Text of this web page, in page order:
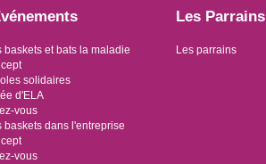
baskets et bats la maladie
solidaires
d'ELA
vous
baskets dans l'entreprise
vous
Les Parrains
Les parrains